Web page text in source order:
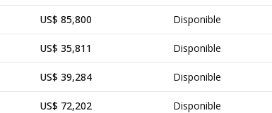
US$ 85,800 Disponible
US$ 35,811 Disponible
US$ 39,284 Disponible
US$ 72,202 Disponible